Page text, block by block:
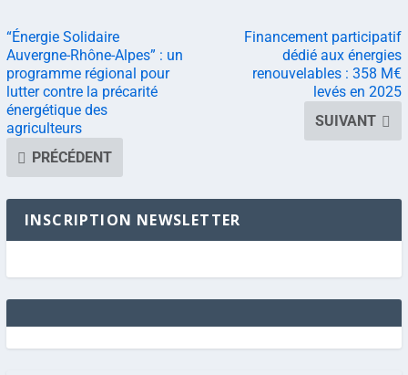
“Énergie Solidaire
Auvergne-Rhône-Alpes” : un
programme régional pour
lutter contre la précarité
énergétique des
agriculteurs
PRÉCÉDENT
Financement participatif
dédié aux énergies
renouvelables : 358 M€
levés en 2025
SUIVANT
INSCRIPTION NEWSLETTER